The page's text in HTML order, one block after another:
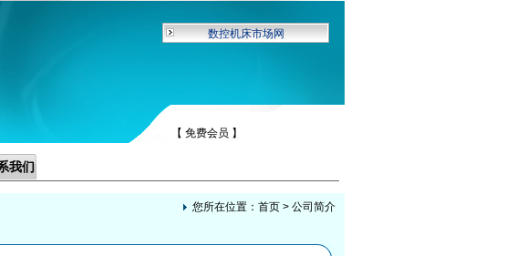
数控机床市场网
【 免费会员 】
我们
您所在位置： 首页 > 公司简介